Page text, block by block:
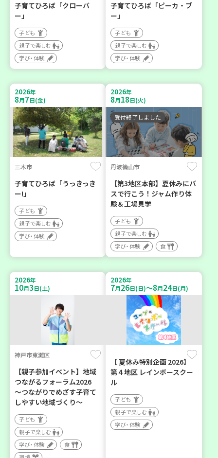
子育てひろば「クローバ
ー」
子ども
親子で楽しむ
学び・体験
子育てひろば「ピーカ・ブ
ー」
子ども
親子で楽しむ
学び・体験
2026年
8月7日(金)
三木市
子育てひろば「うっきっき
ー!」
子ども
親子で楽しむ
学び・体験
2026年
8月18日(火)
受付終了しました
丹波篠山市
【第3地区本部】夏休みにバ
スで行こう！ジャム作り体
験＆工場見学
子ども
親子で楽しむ
学び・体験
食
2026年
10月3日(土)
神戸市東灘区
【親子参加イベント】地域
つながるフォーラム2026
～つながりでめざす子育て
しやすい地域づくり～
子ども
親子で楽しむ
学び・体験
食
2026年
7月26日(日)～8月24日(月)
【 夏休み特別企画 2026】
第４地区 レインボースクー
ル
子ども
親子で楽しむ
学び・体験